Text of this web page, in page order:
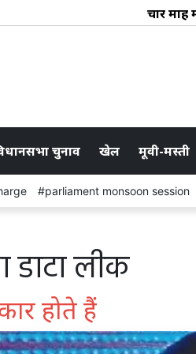
चार माह में
चुनाव खेल मूवी-मस्ती
parliament monsoon session
डाटा लीक
होते हैं